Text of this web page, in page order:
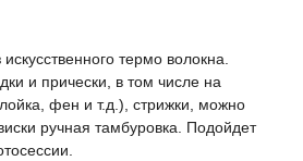
термо волокна.
и прически, в том числе на
фен и т.д.), стрижки, можно
ручная тамбуровка. Подойдет